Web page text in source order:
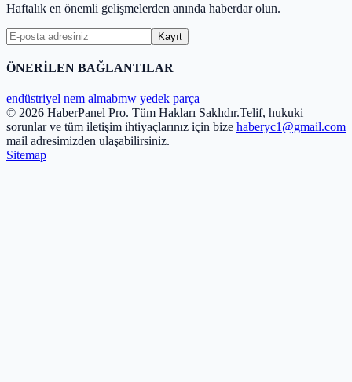
Haftalık en önemli gelişmelerden anında haberdar olun.
Kayıt
ÖNERİLEN BAĞLANTILAR
endüstriyel nem almabmw yedek parça
© 2026 HaberPanel Pro. Tüm Hakları Saklıdır.Telif, hukuki
sorunlar ve tüm iletişim ihtiyaçlarınız için bize haberyc1@gmail.com
mail adresimizden ulaşabilirsiniz.
Sitemap